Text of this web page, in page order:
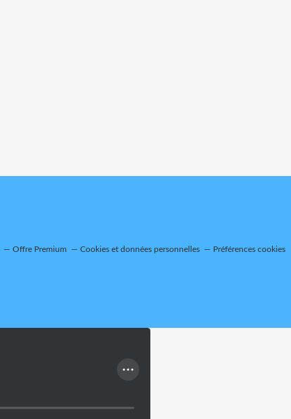
Offre Premium Cookies et données personnelles Préférences cookies